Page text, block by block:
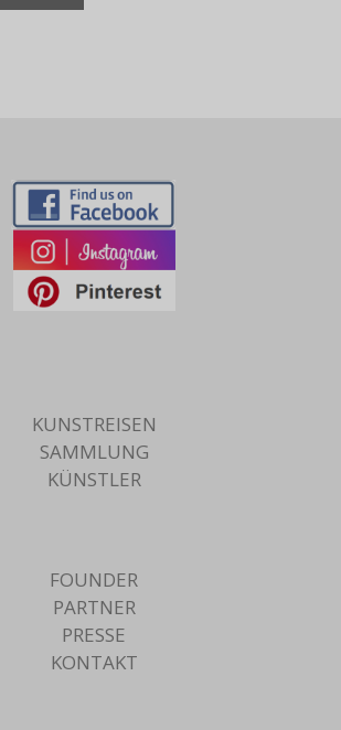
KUNSTREISEN
SAMMLUNG
KÜNSTLER
FOUNDER
PARTNER
PRESSE
KONTAKT